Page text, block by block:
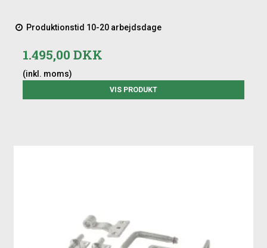
Produktionstid 10-20 arbejdsdage
1.495,00 DKK
(inkl. moms)
VIS PRODUKT